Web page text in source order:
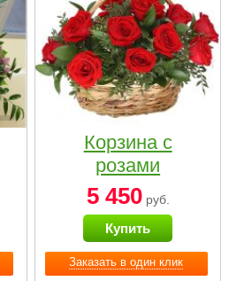
Заказать в один клик
Корзина с
розами
«Красный
Париж»
5 450руб.
Купить